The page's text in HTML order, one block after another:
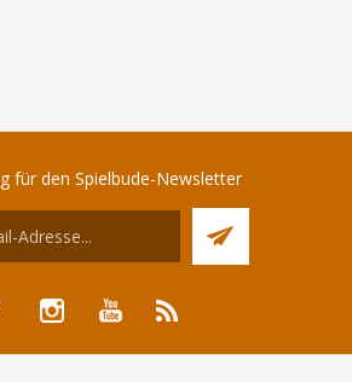
für den Spielbude-Newsletter